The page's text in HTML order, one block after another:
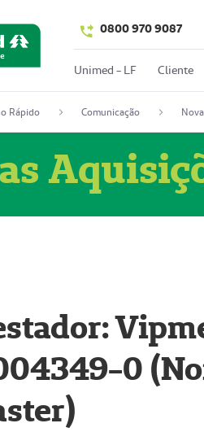
0800 970 9087
Unimed - LF Cliente
Rápido Comunicação
0